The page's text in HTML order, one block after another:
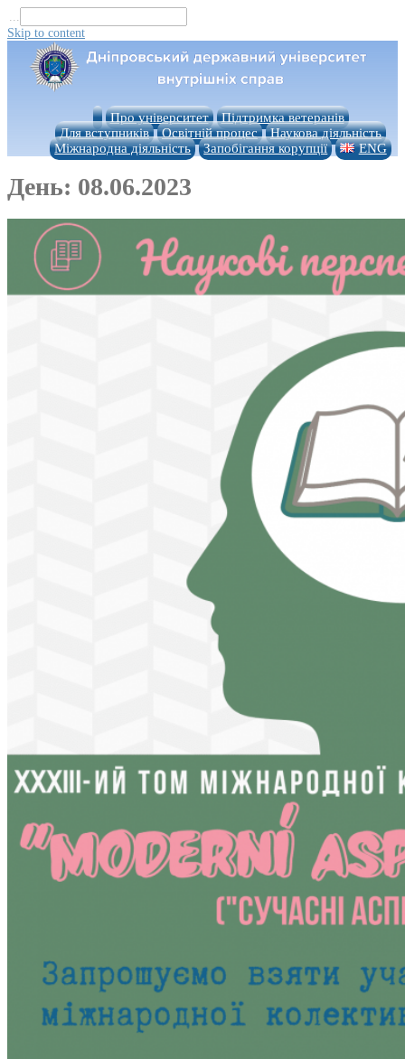
...
Skip to content
Про університет
Підтримка ветеранів
Для вступників
Освітній процес
Наукова діяльність
Міжнародна діяльність
Запобігання корупції ENG
День: 08.06.2023